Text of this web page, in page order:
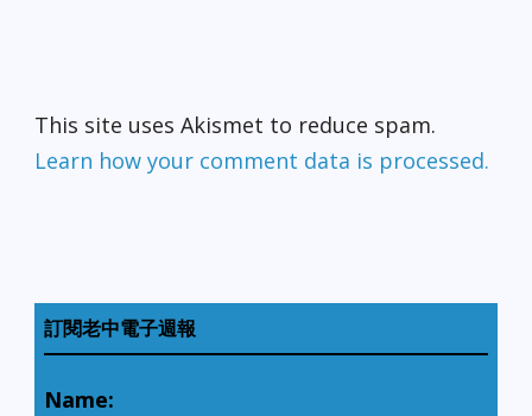
This site uses Akismet to reduce spam.
Learn how your comment data is processed.
訂閱老中電子週報
Name: